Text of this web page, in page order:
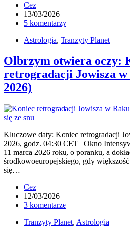
Cez
13/03/2026
5 komentarzy
Astrologia, Tranzyty Planet
Olbrzym otwiera oczy:
retrogradacji Jowisza w
2026)
Kluczowe daty: Koniec retrogradacji
2026, godz. 04:30 CET | Okno
11 marca 2026 roku, o poranku, a
środkowoeuropejskiego, gdy większość
się…
Cez
12/03/2026
3 komentarze
Tranzyty Planet, Astrologia